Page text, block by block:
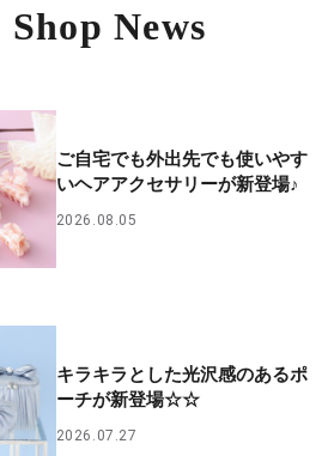
Shop News
ご自宅でも外出先でも使いやす
いヘアアクセサリーが新登場♪
2026.08.05
キラキラとした光沢感のあるポ
ーチが新登場☆☆
2026.07.27